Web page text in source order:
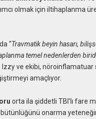
olmak için iltihaplanma
“Travmatik beyin hasarı,
temel nedenlerden
Izzy ve ekibi,
amaçlıyor.
orta ila şiddetli TBI’lı fare
onarma